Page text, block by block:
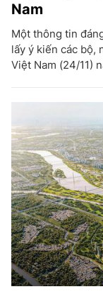
Nam
Một thông tin
lấy ý kiến các bộ,
Việt Nam (24/11)